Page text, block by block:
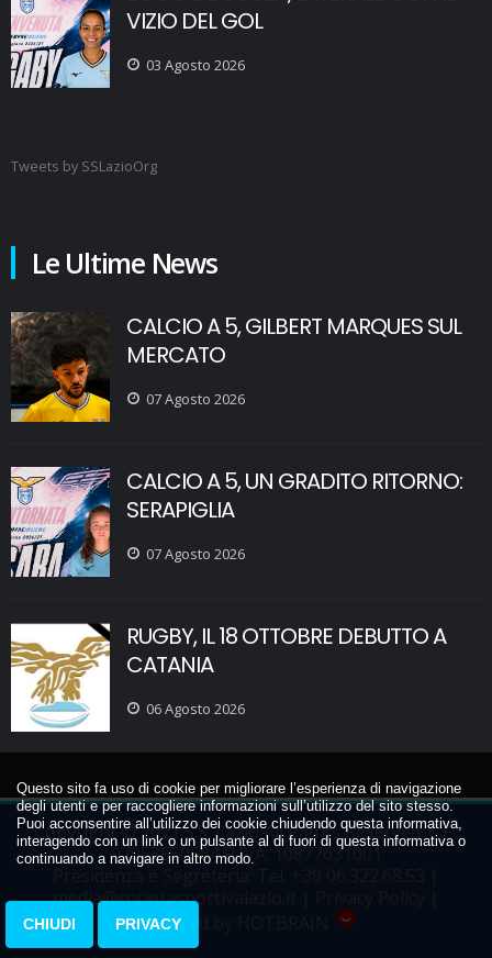
VIZIO DEL GOL
03 Agosto 2026
Tweets by SSLazioOrg
Le Ultime News
CALCIO A 5, GILBERT MARQUES SUL
MERCATO
07 Agosto 2026
CALCIO A 5, UN GRADITO RITORNO:
SERAPIGLIA
07 Agosto 2026
RUGBY, IL 18 OTTOBRE DEBUTTO A
CATANIA
06 Agosto 2026
Questo sito fa uso di cookie per migliorare l’esperienza di navigazione
degli utenti e per raccogliere informazioni sull’utilizzo del sito stesso.
Puoi acconsentire all’utilizzo dei cookie chiudendo questa informativa,
interagendo con un link o un pulsante al di fuori di questa informativa o
continuando a navigare in altro modo.
CHIUDI PRIVACY
Copyright © 2021 S.S. Lazio All Rights Reserved. C.F.:
97053550584 P.IVA: 10877631001
media@societasportivalazio.it
Powered by HOTBRAIN